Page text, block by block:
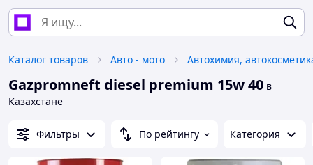
Каталог товаров Авто - мото
Gazpromneft diesel premium 15w 40 в
Казахстане
Фильтры По рейтингу Категория